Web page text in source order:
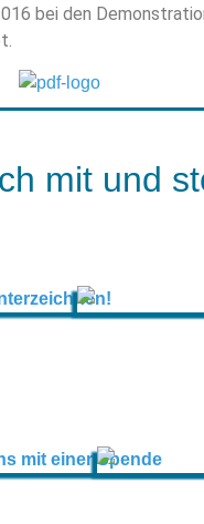
bei den
mit und